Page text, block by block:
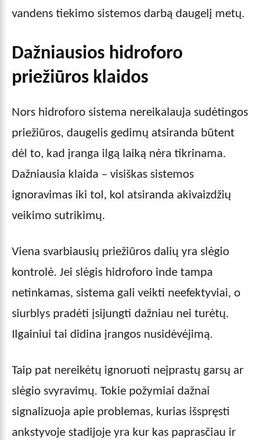
vandens tiekimo sistemos darbą daugelį metų.
Dažniausios hidroforo
priežiūros klaidos
Nors hidroforo sistema nereikalauja sudėtingos
priežiūros, daugelis gedimų atsiranda būtent
dėl to, kad įranga ilgą laiką nėra tikrinama.
Dažniausia klaida – visiškas sistemos
ignoravimas iki tol, kol atsiranda akivaizdžių
veikimo sutrikimų.
Viena svarbiausių priežiūros dalių yra slėgio
kontrolė. Jei slėgis hidroforo inde tampa
netinkamas, sistema gali veikti neefektyviai, o
siurblys pradėti įsijungti dažniau nei turėtų.
Ilgainiui tai didina įrangos nusidėvėjimą.
Taip pat nereikėtų ignoruoti neįprastų garsų ar
slėgio svyravimų. Tokie požymiai dažnai
signalizuoja apie problemas, kurias išspręsti
ankstyvoje stadijoje yra kur kas paprasčiau ir